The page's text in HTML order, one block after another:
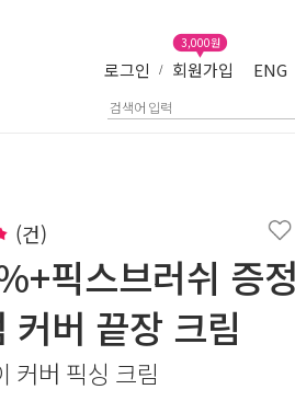
로그인 / 회원가입
3,000원
ENG
(건)
픽스브러쉬 증
커버 끝장 크림
커버 픽싱 크림